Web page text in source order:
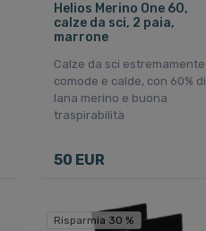
Helios Merino One 60,
calze da sci, 2 paia,
marrone
Calze da sci estremamente
comode e calde, con 60% di
lana merino e buona
traspirabilità
50 EUR
Risparmia 30 %